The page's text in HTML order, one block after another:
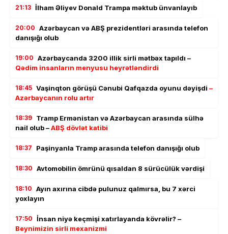
21:13 İlham Əliyev Donald Trampa məktub ünvanlayıb
20:00 Azərbaycan və ABŞ prezidentləri arasında telefon
danışığı olub
19:00 Azərbaycanda 3200 illik sirli mətbəx tapıldı –
Qədim insanların menyusu heyrətləndirdi
18:45 Vaşinqton görüşü Cənubi Qafqazda oyunu dəyişdi –
Azərbaycanın rolu artır
18:39 Tramp Ermənistan və Azərbaycan arasında sülhə
nail olub –ABŞ dövlət katibi
18:37 Paşinyanla Tramp arasında telefon danışığı olub
18:30 Avtomobilin ömrünü qısaldan 8 sürücülük vərdişi
18:10 Ayın axırına cibdə pulunuz qalmırsa, bu 7 xərci
yoxlayın
17:50 İnsan niyə keçmişi xatırlayanda kövrəlir? –
Beynimizin sirli mexanizmi